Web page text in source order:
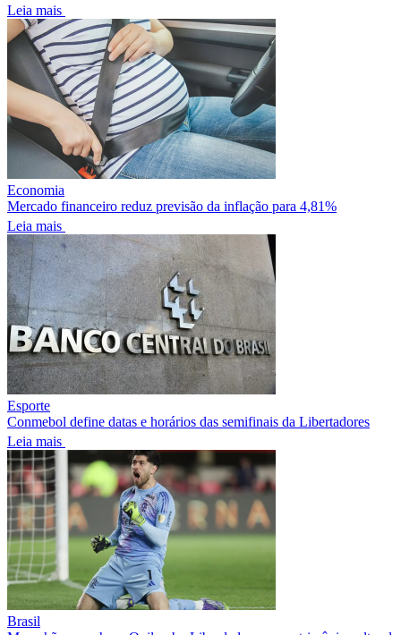
Leia mais
Economia
Mercado financeiro reduz previsão da inflação para 4,81%
Leia mais
Esporte
Conmebol define datas e horários das semifinais da Libertadores
Leia mais
Brasil